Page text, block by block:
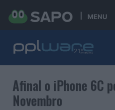
MENU
Afinal o iPhone 6C
Novembro